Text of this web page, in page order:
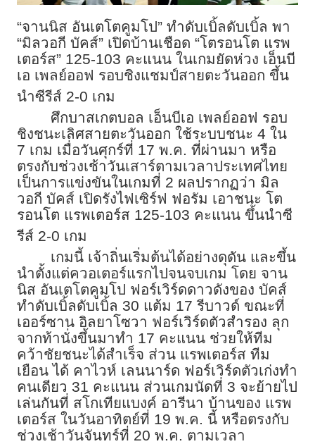
“จานนิส อันเตโตคูมโป” ทำดับเบิ้ลดับเบิ้ล พา
“มิลวอกี บัคส์” เปิดบ้านเชือด “โตรอนโต แรพ
เตอร์ส” 125-103 คะแนน ในเกมยัดห่วง เอ็นบี
เอ เพลย์ออฟ รอบชิงแชมป์สายตะวันออก ขึ้น
นำซีรีส์ 2-0 เกม
ศึกบาสเกตบอล เอ็นบีเอ เพลย์ออฟ รอบ
ชิงชนะเลิศสายตะวันออก ใช้ระบบชนะ 4 ใน
7 เกม เมื่อวันศุกร์ที่ 17 พ.ค. ที่ผ่านมา หรือ
ตรงกับช่วงเช้าวันเสาร์ตามเวลาประเทศไทย
เป็นการแข่งขันในเกมที่ 2 ผลปรากฏว่า มิล
วอกี บัคส์ เปิดรังไฟเซิร์ฟ ฟอรัม เอาชนะ โต
รอนโต แรพเตอร์ส 125-103 คะแนน ขึ้นนำซี
รีส์ 2-0 เกม
เกมนี้ เจ้าถิ่นเริ่มต้นได้อย่างดุดัน และขึ้น
นำตั้งแต่ควอเตอร์แรกไปจนจบเกม โดย จาน
นิส อันเตโตคูมโป ฟอร์เวิร์ดดาวดังของ บัคส์
ทำดับเบิ้ลดับเบิ้ล 30 แต้ม 17 รีบาวด์ ขณะที่
เออร์ซาน อิลยาโซวา ฟอร์เวิร์ดตัวสำรอง ลุก
จากท้านั่งขึ้นมาทำ 17 คะแนน ช่วยให้ทีม
คว้าชัยชนะได้สำเร็จ ส่วน แรพเตอร์ส ทีม
เยือน ได้ คาไวห์ เลนนาร์ด ฟอร์เวิร์ดตัวเก่งทำ
คนเดียว 31 คะแนน ส่วนเกมนัดที่ 3 จะย้ายไป
เล่นกันที่ สโกเทียแบงค์ อารีนา บ้านของ แรพ
เตอร์ส ในวันอาทิตย์ที่ 19 พ.ค. นี้ หรือตรงกับ
ช่วงเช้าวันจันทร์ที่ 20 พ.ค. ตามเวลา